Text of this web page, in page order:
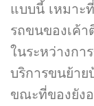
แบบนี้ เหมาะ
รถขนของเค้
ในระหว่างกา
บริการขนย้าย
ขณะที่ของยังอ